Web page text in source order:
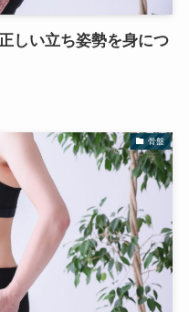
しい立ち姿勢を身につ
骨盤